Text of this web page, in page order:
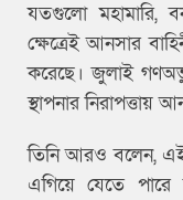
যতগুলো মহামারি,
ক্ষেত্রেই আনসার
করেছে। জুলাই
স্থাপনার নিরাপত্তায়
তিনি আরও বলেন, এই
এগিয়ে যেতে